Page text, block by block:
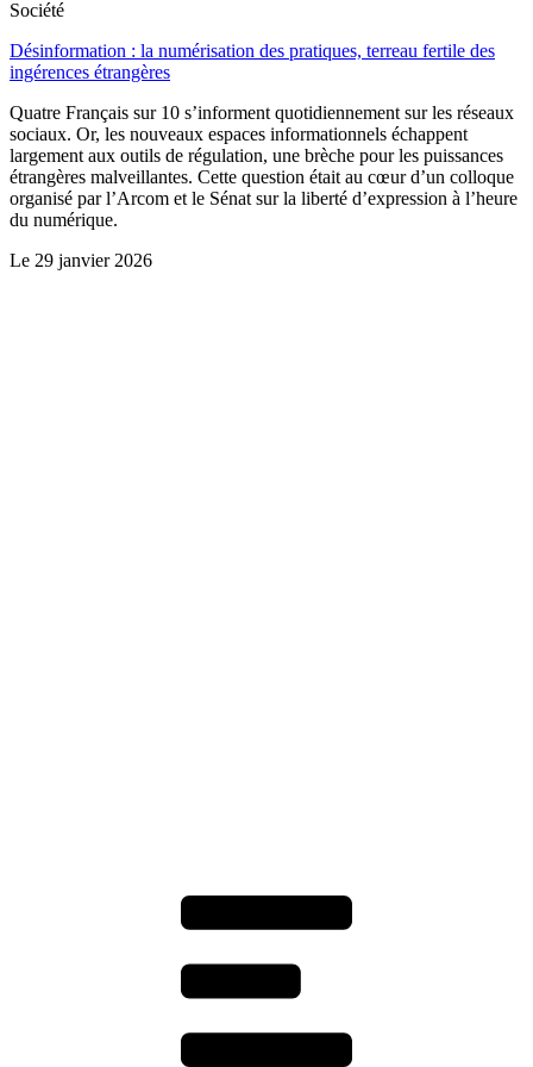
Société
Désinformation : la numérisation des pratiques, terreau fertile des
ingérences étrangères
Quatre Français sur 10 s’informent quotidiennement sur les réseaux
sociaux. Or, les nouveaux espaces informationnels échappent
largement aux outils de régulation, une brèche pour les puissances
étrangères malveillantes. Cette question était au cœur d’un colloque
organisé par l’Arcom et le Sénat sur la liberté d’expression à l’heure
du numérique.
Le 29 janvier 2026